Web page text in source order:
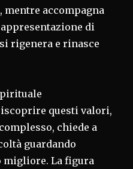
mentre accompagna
di
rigenera e rinasce
questi valori,
chiede a
guardando
migliore. La figura